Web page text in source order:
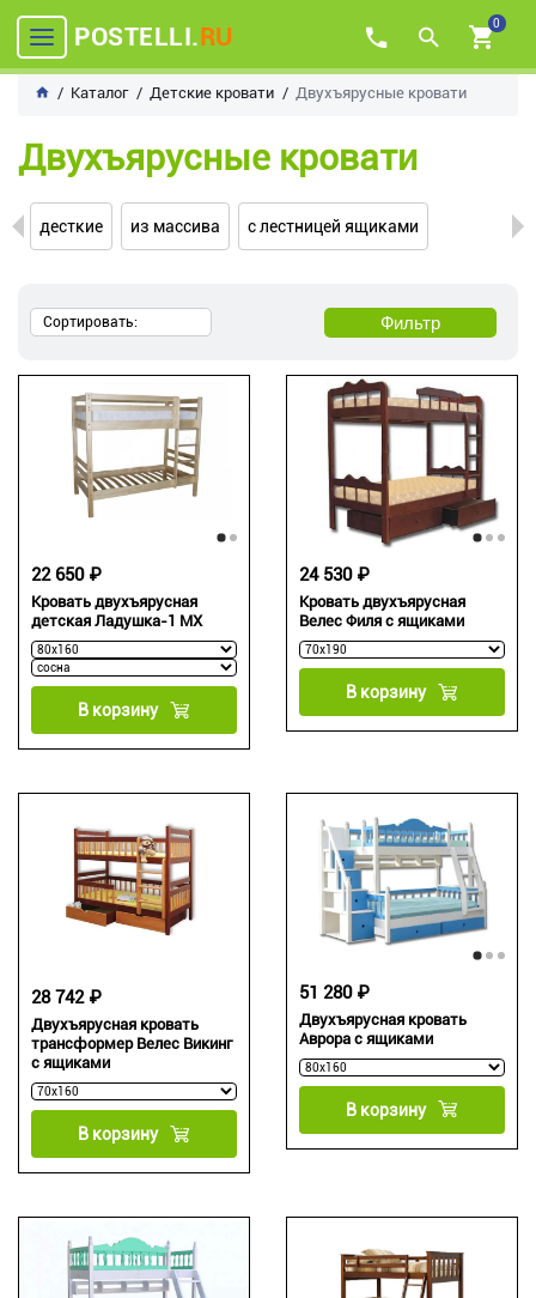
POSTELLI.RU 0
Каталог Детские кровати Двухъярусные кровати
Двухъярусные кровати
десткие из массива с лестницей ящиками
Сортировать: Фильтр
Кровать двухъярусная
детская Ладушка-1 МХ
22 650 ₽
В корзину
Кровать двухъярусная
Велес Филя с ящиками
24 530 ₽
В корзину
Двухъярусная кровать
трансформер Велес Викинг
с ящиками
28 742 ₽
В корзину
Двухъярусная кровать
Аврора с ящиками
51 280 ₽
В корзину